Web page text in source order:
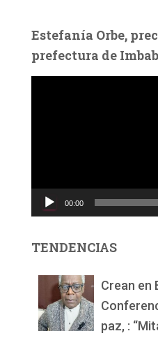
Estefanía Orbe,
prefectura de
c
d
00:00
TENDENCIAS
Crean en
paz, :